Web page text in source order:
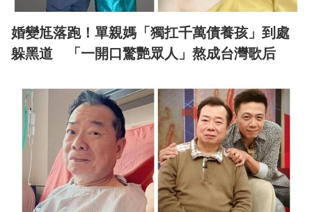
婚變尪落跑！單親媽「獨扛千萬債養孩」到處
躲黑道 「一開口驚艷眾人」熬成台灣歌后